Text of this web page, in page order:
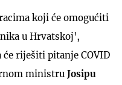
koji će omogućiti
u Hrvatskoj',
riješiti pitanje COVID
ministru Josipu